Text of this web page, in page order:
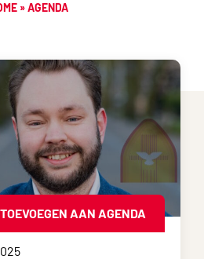
»AGENDA
TOEVOEGEN AAN AGENDA